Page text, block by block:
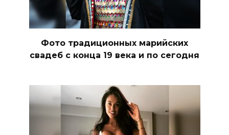
Фото традиционных марийских
свадеб с конца 19 века и по сегодня